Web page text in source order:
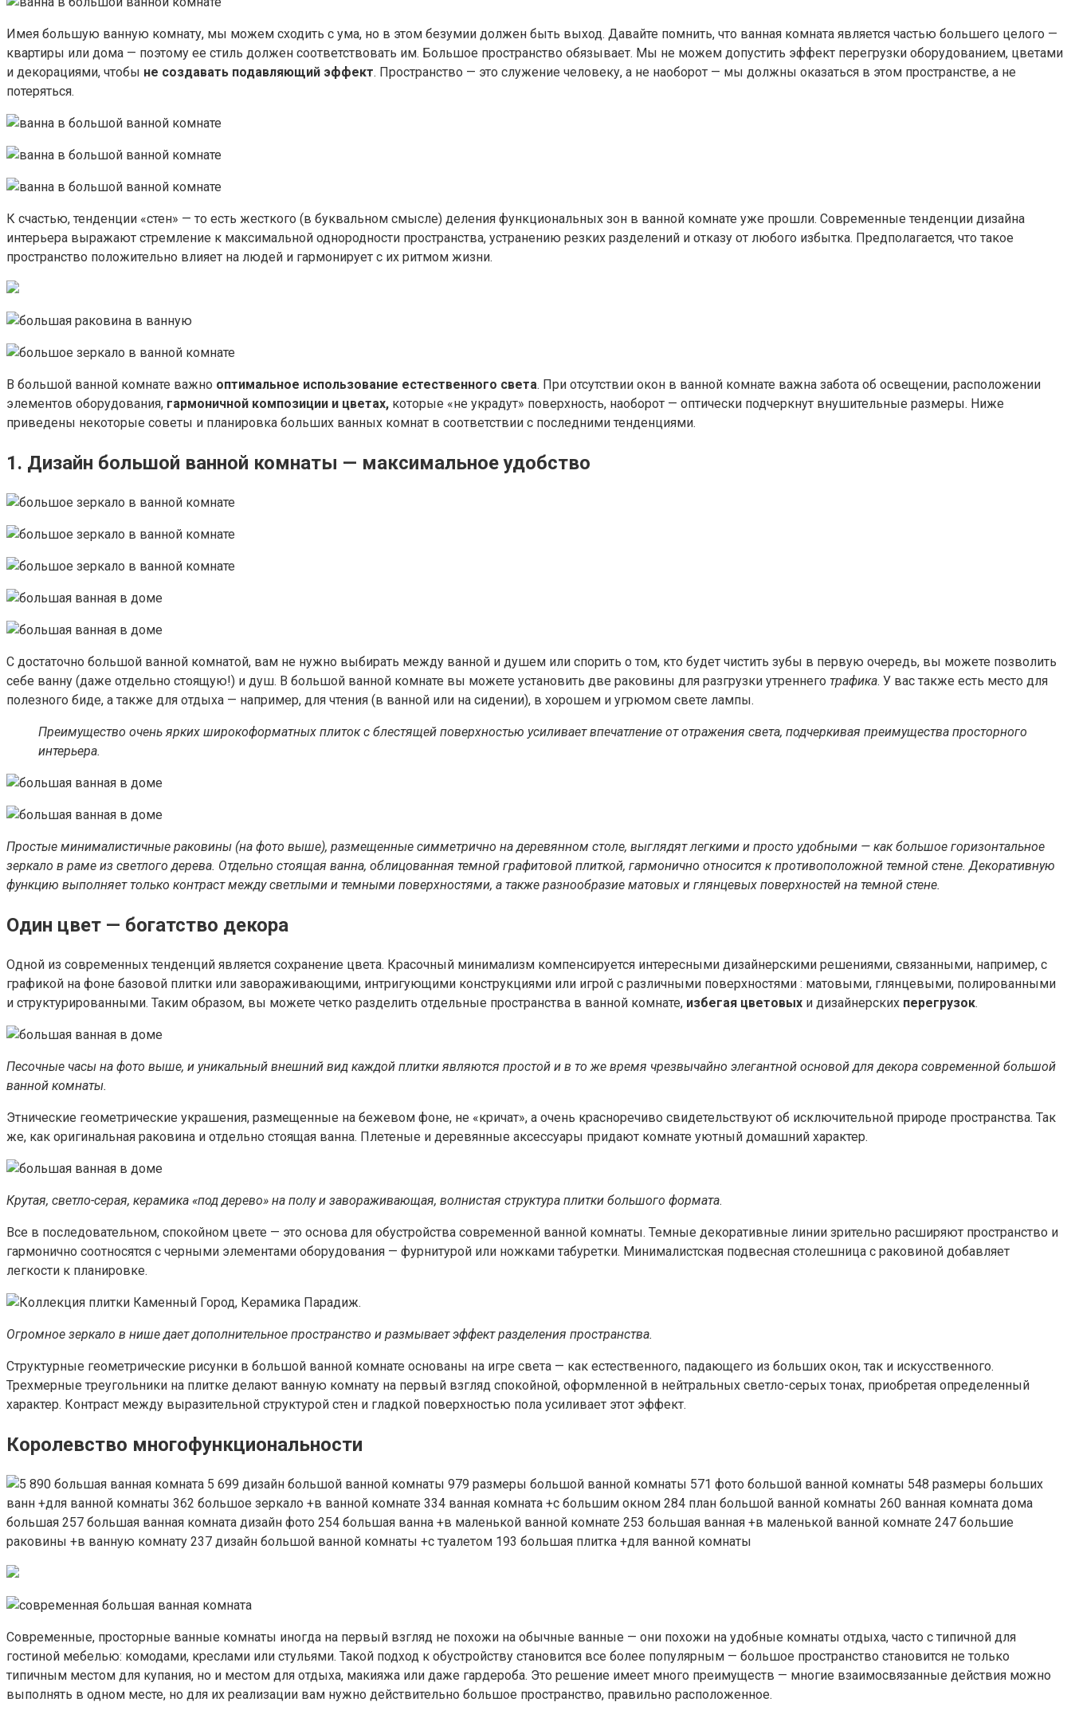
Имея большую ванную комнату, мы можем сходить с ума, но в этом безумии должен быть выход. Давайте помнить, что ванная комната является частью большего целого —
квартиры или дома — поэтому ее стиль должен соответствовать им. Большое пространство обязывает. Мы не можем допустить эффект перегрузки оборудованием, цветами
и декорациями, чтобы не создавать подавляющий эффект. Пространство — это служение человеку, а не наоборот — мы должны оказаться в этом пространстве, а не
потеряться.
К счастью, тенденции «стен» — то есть жесткого (в буквальном смысле) деления функциональных зон в ванной комнате уже прошли. Современные тенденции дизайна
интерьера выражают стремление к максимальной однородности пространства, устранению резких разделений и отказу от любого избытка. Предполагается, что такое
пространство положительно влияет на людей и гармонирует с их ритмом жизни.
В большой ванной комнате важно оптимальное использование естественного света. При отсутствии окон в ванной комнате важна забота об освещении, расположении
элементов оборудования, гармоничной композиции и цветах, которые «не украдут» поверхность, наоборот — оптически подчеркнут внушительные размеры. Ниже
приведены некоторые советы и планировка больших ванных комнат в соответствии с последними тенденциями.
1. Дизайн большой ванной комнаты — максимальное удобство
С достаточно большой ванной комнатой, вам не нужно выбирать между ванной и душем или спорить о том, кто будет чистить зубы в первую очередь, вы можете позволить
себе ванну (даже отдельно стоящую!) и душ. В большой ванной комнате вы можете установить две раковины для разгрузки утреннего трафика. У вас также есть место для
полезного биде, а также для отдыха — например, для чтения (в ванной или на сидении), в хорошем и угрюмом свете лампы.
Преимущество очень ярких широкоформатных плиток с блестящей поверхностью усиливает впечатление от отражения света, подчеркивая преимущества просторного
интерьера.
Простые минималистичные раковины (на фото выше), размещенные симметрично на деревянном столе, выглядят легкими и просто удобными — как большое горизонтальное
зеркало в раме из светлого дерева. Отдельно стоящая ванна, облицованная темной графитовой плиткой, гармонично относится к противоположной темной стене. Декоративную
функцию выполняет только контраст между светлыми и темными поверхностями, а также разнообразие матовых и глянцевых поверхностей на темной стене.
Один цвет — богатство декора
Одной из современных тенденций является сохранение цвета. Красочный минимализм компенсируется интересными дизайнерскими решениями, связанными, например, с
графикой на фоне базовой плитки или завораживающими, интригующими конструкциями или игрой с различными поверхностями : матовыми, глянцевыми, полированными
и структурированными. Таким образом, вы можете четко разделить отдельные пространства в ванной комнате, избегая цветовых и дизайнерских перегрузок.
Песочные часы на фото выше, и уникальный внешний вид каждой плитки являются простой и в то же время чрезвычайно элегантной основой для декора современной большой
ванной комнаты.
Этнические геометрические украшения, размещенные на бежевом фоне, не «кричат», а очень красноречиво свидетельствуют об исключительной природе пространства. Так
же, как оригинальная раковина и отдельно стоящая ванна. Плетеные и деревянные аксессуары придают комнате уютный домашний характер.
Крутая, светло-серая, керамика «под дерево» на полу и завораживающая, волнистая структура плитки большого формата.
Все в последовательном, спокойном цвете — это основа для обустройства современной ванной комнаты. Темные декоративные линии зрительно расширяют пространство и
гармонично соотносятся с черными элементами оборудования — фурнитурой или ножками табуретки. Минималистская подвесная столешница с раковиной добавляет
легкости к планировке.
Огромное зеркало в нише дает дополнительное пространство и размывает эффект разделения пространства.
Структурные геометрические рисунки в большой ванной комнате основаны на игре света — как естественного, падающего из больших окон, так и искусственного.
Трехмерные треугольники на плитке делают ванную комнату на первый взгляд спокойной, оформленной в нейтральных светло-серых тонах, приобретая определенный
характер. Контраст между выразительной структурой стен и гладкой поверхностью пола усиливает этот эффект.
Королевство многофункциональности
Современные, просторные ванные комнаты иногда на первый взгляд не похожи на обычные ванные — они похожи на удобные комнаты отдыха, часто с типичной для
гостиной мебелью: комодами, креслами или стульями. Такой подход к обустройству становится все более популярным — большое пространство становится не только
типичным местом для купания, но и местом для отдыха, макияжа или даже гардероба. Это решение имеет много преимуществ — многие взаимосвязанные действия можно
выполнять в одном месте, но для их реализации вам нужно действительно большое пространство, правильно расположенное.